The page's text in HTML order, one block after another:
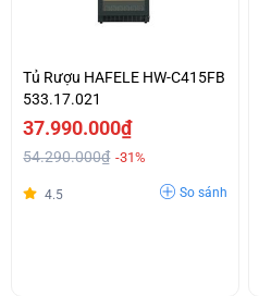
Tủ Rượu HAFELE HW-C415FB
533.17.021
37.990.000₫
54.290.000₫ -31%
4.5 So sánh